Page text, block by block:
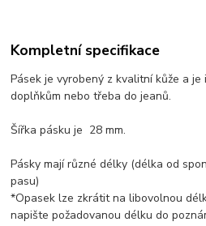
Kompletní specifikace
Pásek je vyrobený z kvalitní kůže a je
doplňkům nebo třeba do jeanů.
Šířka pásku je 28 mm.
Pásky mají různé délky (délka od
pasu)
*Opasek lze zkrátit na libovolnou
napište požadovanou délku do